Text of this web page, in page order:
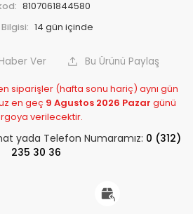
8107061844580
Ver Bu Ürünü Paylaş
siparişler (hafta sonu hariç) aynı gün
en geç 9 Agustos 2026 Pazar günü
verilecektir.
yada Telefon Numaramız: 0 (312)
235 30 36